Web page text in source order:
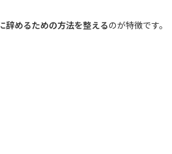
辞めるための方法を整えるのが特徴です。